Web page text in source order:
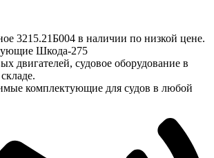
3215.21Б004 в наличии по низкой цене.
Шкода-275
двигателей, судовое оборудование в
комплектующие для судов в любой